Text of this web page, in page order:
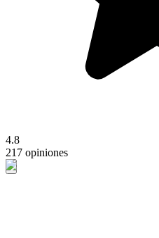
4.8
217 opiniones